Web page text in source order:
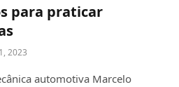
para praticar
2023
automotiva Marcelo